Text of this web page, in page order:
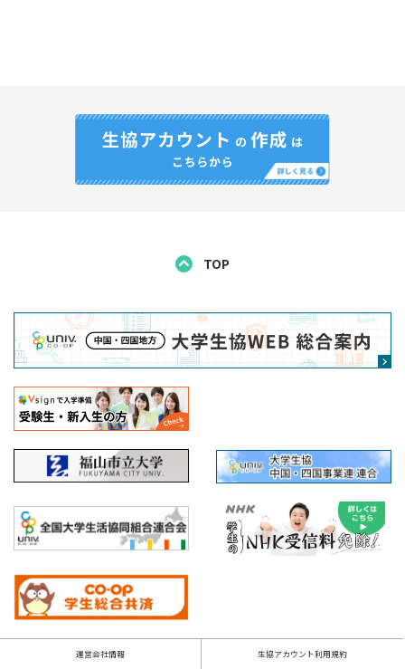
TOP
運営会社情報 生協アカウント利用規約